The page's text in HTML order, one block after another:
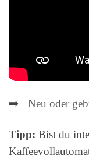
➡️ Neu oder
Tipp: Bist du